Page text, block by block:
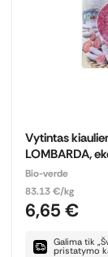
Vytintas
LOMBARDA,
Bio-verde
83.13 €/kg
6,65 €
Galima tik
pristatymo